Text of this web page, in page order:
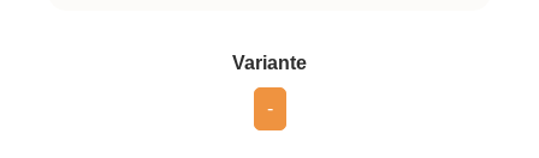
Varianteauswählen
-